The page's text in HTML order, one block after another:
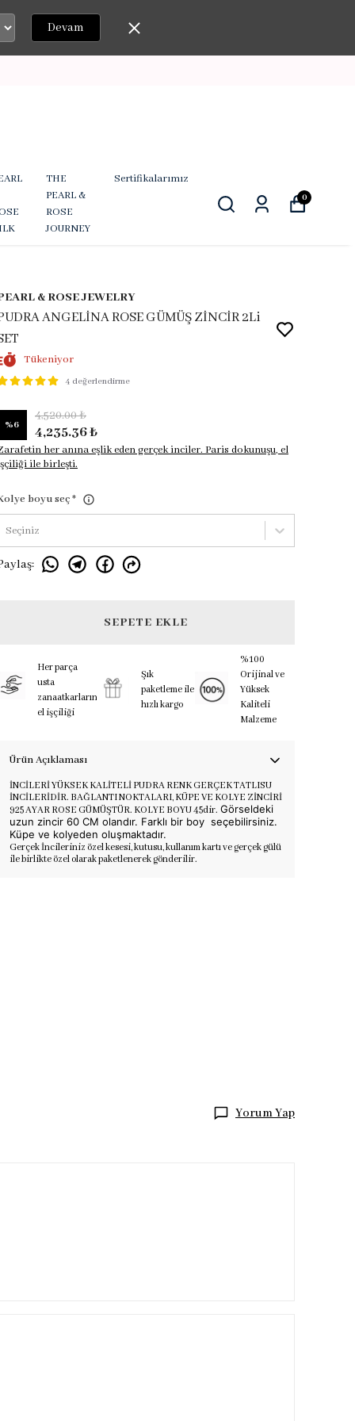
Devam
THE
PEARL &
ROSE
JOURNEY
Sertifikalarımız
0
& ROSE JEWELRY
ANGELİNA ROSE GÜMÜŞ ZİNCİR 2Li
Tükeniyor
4 değerlendirme
%6
4,520.00 ₺
4,235.36 ₺
her anına eşlik eden gerçek inciler. Paris dokunuşu, el
ile birleşti.
boyu seç*
Seçiniz
:
SEPETE EKLE
Her parça
usta
zanaatkarların
el işçiliği
Şık
paketleme ile
hızlı kargo
%100
Orijinal ve
Yüksek
Kaliteli
Malzeme
Ürün Açıklaması
İNCİLERİ YÜKSEK KALİTELİ PUDRA RENK GERÇEK TATLISU
İNCİLERİDİR. BAĞLANTI NOKTALARI, KÜPE VE KOLYE ZİNCİRİ
925 AYAR ROSE GÜMÜŞTÜR. KOLYE BOYU 45dir. Görseldeki
uzun zincir 60 CM olandır. Farklı bir boy seçebilirsiniz.
Küpe ve kolyeden oluşmaktadır.
Gerçek İncileriniz özel kesesi, kutusu, kullanım kartı ve gerçek gülü
ile birlikte özel olarak paketlenerek gönderilir.
Yorum Yap